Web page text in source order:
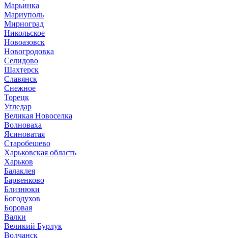
Марьинка
Мариуполь
Мирноград
Никольское
Новоазовск
Новогродовка
Селидово
Шахтерск
Славянск
Снежное
Торецк
Угледар
Великая Новоселка
Волноваха
Ясиноватая
Старобешево
Харьковская область
Харьков
Балаклея
Барвенково
Близнюки
Богодухов
Боровая
Валки
Великий Бурлук
Волчанск